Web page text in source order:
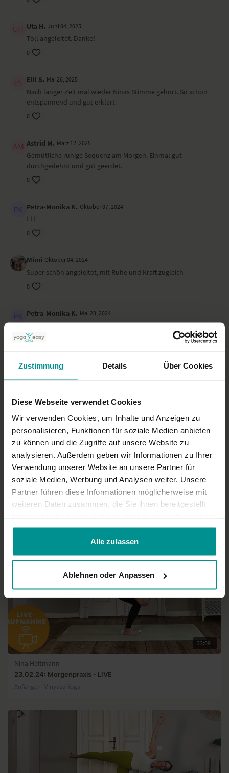
Zustimmung Details Über Cookies
Diese Webseite verwendet Cookies
Wir verwenden Cookies, um Inhalte und Anzeigen zu
personalisieren, Funktionen für soziale Medien anbieten
zu können und die Zugriffe auf unsere Website zu
analysieren. Außerdem geben wir Informationen zu Ihrer
Verwendung unserer Website an unsere Partner für
soziale Medien, Werbung und Analysen weiter. Unsere
Partner führen diese Informationen möglicherweise mit
weiteren Daten zusammen, die Sie ihnen bereitgestellt
gesammelt haben.
Alle zulassen
Ablehnen oder Anpassen
Wirkung und Vorteile der Yoga-Übungs-Sequenz
Ort und Ausstattung
Dieses Video ist eine Aufzeichnung einer unserer Live-Klassen, daher
ist es möglich, dass die Video- oder Tonqualität nicht der gewohnten
YogaEasy-Qualität entspricht.
Uta H. Juni 04, 2025
Toll angeleitet. Danke!
0
Elli S. Mai 26, 2025
Nach langer Zeit mal wieder Ninas Stimme gehört. So schön
entspannend und gut erklärt.
0
Astrid M. März 12, 2025
Gemütliche ruhige Sequenz am Morgen. Einmal gut
durchgedehnt und gut geerdet.
0
Petra-Monika K. Oktober 07, 2024
! ! !
0
Mimi Oktober 04, 2024
Super schön angeleitet, mit Ruhe und Kraft zugleich
0
Petra-Monika K. Mai 23, 2024
!!!
0
Daniela Mai 06, 2024
Sehr angenehm, Dankeschön
Petra-Monika K. Mai 04, 2024
Immer wieder wohltuend!
0
Mehr laden
33:09
Nina Heitmann
23.02.24: Morgenpraxis - LIVE
Anfänger | Vinyasa Yoga